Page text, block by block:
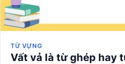
TỪ VỰNG
Vất vả là từ ghép hay